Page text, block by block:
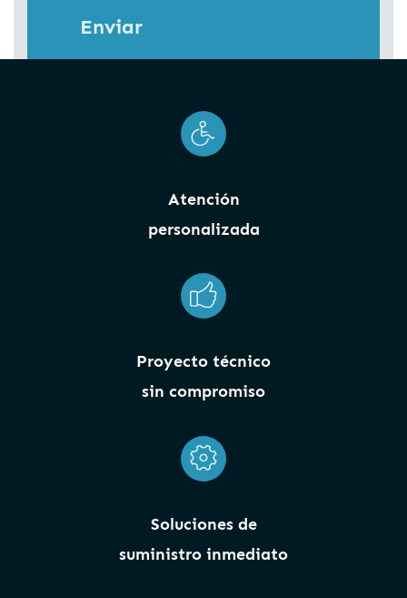
Enviar
Atención
personalizada
Proyecto técnico
sin compromiso
Soluciones de
suministro inmediato